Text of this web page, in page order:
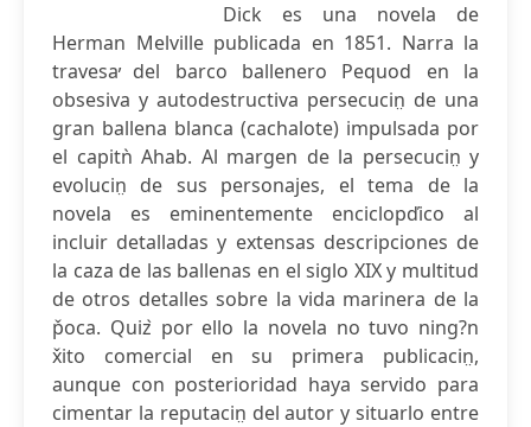
Dick es una novela de
Herman Melville publicada en 1851. Narra la
travesa̕ del barco ballenero Pequod en la
obsesiva y autodestructiva persecucin̤ de una
gran ballena blanca (cachalote) impulsada por
el capitǹ Ahab. Al margen de la persecucin̤ y
evolucin̤ de sus personajes, el tema de la
novela es eminentemente enciclopďico al
incluir detalladas y extensas descripciones de
la caza de las ballenas en el siglo XIX y multitud
de otros detalles sobre la vida marinera de la
p̌oca. Quiz ̀por ello la novela no tuvo ning?n
x̌ito comercial en su primera publicacin̤,
aunque con posterioridad haya servido para
cimentar la reputacin̤ del autor y situarlo entre